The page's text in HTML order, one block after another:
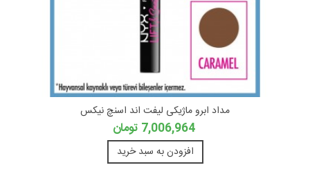
مداد ابرو ماژیکی لیفت اند اسنچ نیکس
7,006,964 تومان
افزودن به سبد خرید